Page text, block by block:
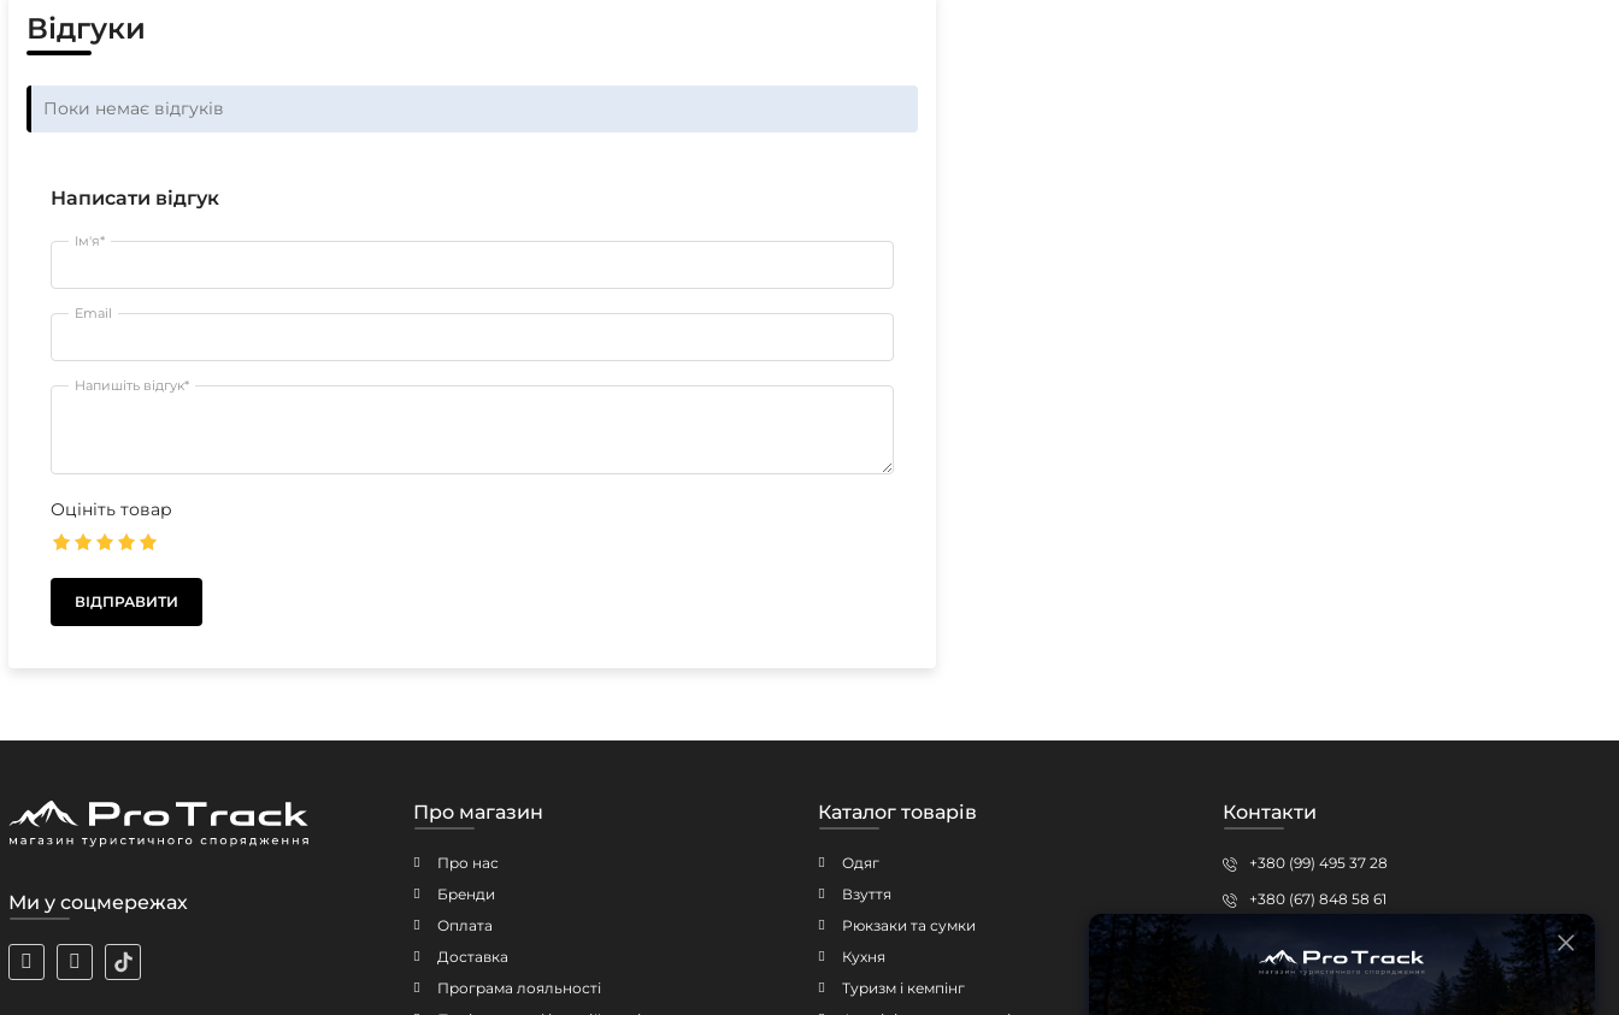
Відгуки
Поки немає відгуків
Написати відгук
Ім'я*
Email
Напишіть відгук*
Оцініть товар
Ми у соцмережах
Про магазин
Про нас
Бренди
Оплата
Доставка
Програма лояльності
Каталог товарів
Одяг
Взуття
Рюкзаки та сумки
Кухня
Туризм і кемпінг
Контакти
+380 (99) 495 37 28
+380 (67) 848 58 61
Кропивницький, вул.Шевченка, 15б